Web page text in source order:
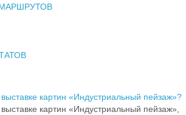
картин «Индустриальный пейзаж»?
картин «Индустриальный пейзаж»,